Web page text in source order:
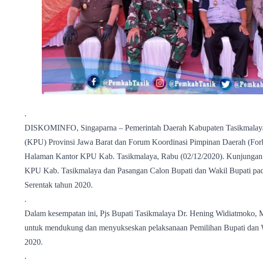
.
DISKOMINFO, Singaparna – Pemerintah Daerah Kabupaten
(KPU) Provinsi Jawa Barat dan Forum Koordinasi Pimpinan Daerah
Halaman Kantor KPU Kab. Tasikmalaya, Rabu (02/12/2020).
KPU Kab. Tasikmalaya dan Pasangan Calon Bupati dan Wakil Bupati
Serentak tahun 2020.
.
Dalam kesempatan ini, Pjs Bupati Tasikmalaya Dr. Hening Widiatmoko,
untuk mendukung dan menyukseskan pelaksanaan Pemilihan Bupati
2020.
.